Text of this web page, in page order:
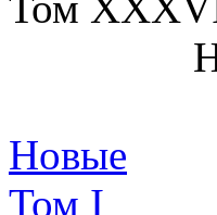
Новые
Том I